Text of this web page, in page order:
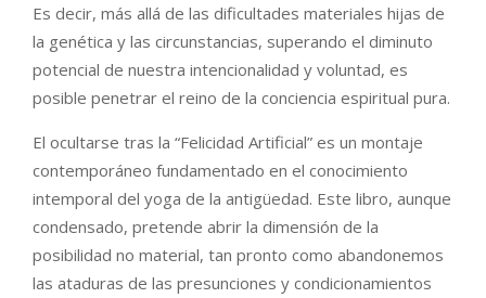
Es decir, más allá de las dificultades materiales hijas de
la genética y las circunstancias, superando el diminuto
potencial de nuestra intencionalidad y voluntad, es
posible penetrar el reino de la conciencia espiritual pura.
El ocultarse tras la “Felicidad Artificial” es un montaje
contemporáneo fundamentado en el conocimiento
intemporal del yoga de la antigüedad. Este libro, aunque
condensado, pretende abrir la dimensión de la
posibilidad no material, tan pronto como abandonemos
las ataduras de las presunciones y condicionamientos